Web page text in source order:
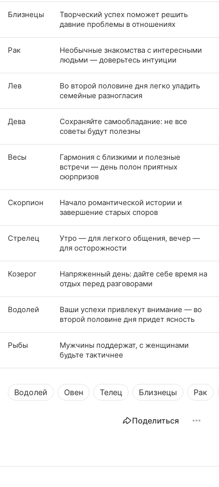
Близнецы
Творческий успех поможет решить
давние проблемы в отношениях
Рак
Необычные знакомства с интересными
людьми — доверьтесь интуиции
Лев
Во второй половине дня легко уладить
семейные разногласия
Дева
Сохраняйте самообладание: не все
советы будут полезны
Весы
Гармония с близкими и полезные
встречи — день полон приятных
сюрпризов
Скорпион
Начало романтической истории и
завершение старых споров
Стрелец
Утро — для легкого общения, вечер —
для осторожности
Козерог
Напряженный день: дайте себе время на
отдых перед разговорами
Водолей
Ваши успехи привлекут внимание — во
второй половине дня придет ясность
Рыбы
Мужчины поддержат, с женщинами
будьте тактичнее
Водолей Овен Телец Близнецы Рак
Поделиться